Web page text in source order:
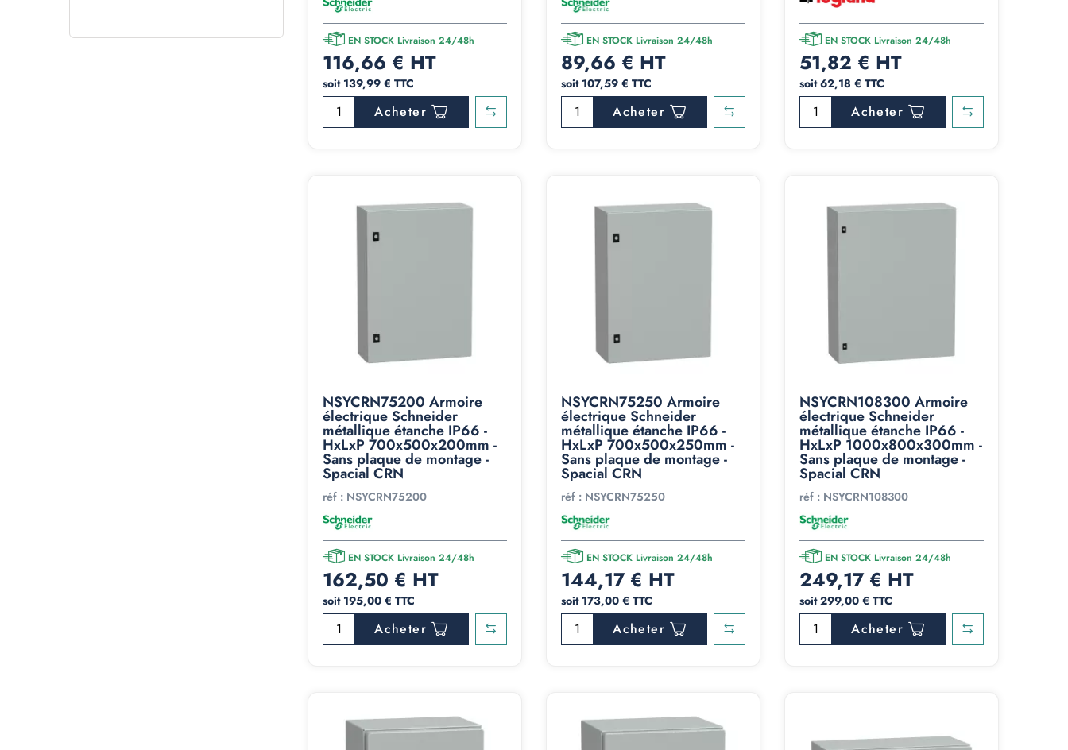
EN STOCK Livraison 24/48h
116,66 € HT
soit 139,99 € TTC
Acheter
EN STOCK Livraison 24/48h
89,66 € HT
soit 107,59 € TTC
Acheter
EN STOCK Livraison 24/48h
51,82 € HT
soit 62,18 € TTC
Acheter
NSYCRN75200 Armoire
électrique Schneider
métallique étanche IP66 -
HxLxP 700x500x200mm -
Sans plaque de montage -
Spacial CRN
réf : NSYCRN75200
EN STOCK Livraison 24/48h
162,50 € HT
soit 195,00 € TTC
Acheter
NSYCRN75250 Armoire
électrique Schneider
métallique étanche IP66 -
HxLxP 700x500x250mm -
Sans plaque de montage -
Spacial CRN
réf : NSYCRN75250
EN STOCK Livraison 24/48h
144,17 € HT
soit 173,00 € TTC
Acheter
NSYCRN108300 Armoire
électrique Schneider
métallique étanche IP66 -
HxLxP 1000x800x300mm -
Sans plaque de montage -
Spacial CRN
réf : NSYCRN108300
EN STOCK Livraison 24/48h
249,17 € HT
soit 299,00 € TTC
Acheter